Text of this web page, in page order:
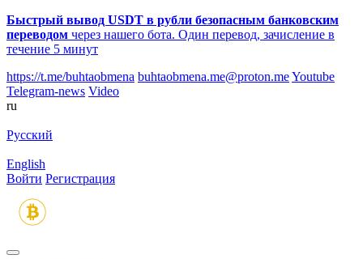
Быстрый вывод USDT в рубли безопасным банковским
переводом через нашего бота. Один перевод, зачисление в
течение 5 минут
https://t.me/buhtaobmena buhtaobmena.me@proton.meYoutube
Telegram-news Video
ru
Русский
English
Войти Регистрация